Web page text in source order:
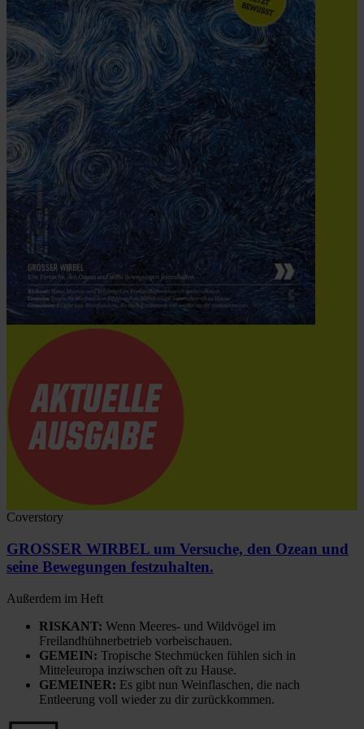
Coverstory
GROSSER WIRBEL um Versuche, den Ozean und
seine Bewegungen festzuhalten.
Außerdem im Heft
RISKANT: Wenn Meeres- und Wildvögel im
Freilandhühnerbetrieb vorbeischauen.
GEMEIN: Tropische Stechmücken fühlen sich in
Mitteleuropa inziwschen oft zu Hause.
GEMEINER: Es gibt nun Weinflaschen, die nach
Entleerung voll wieder zu dir zurückkommen.